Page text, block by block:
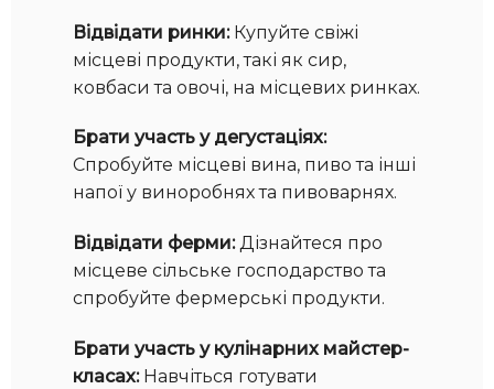
Відвідати ринки:Купуйте свіжі
місцеві продукти, такі як сир,
ковбаси та овочі, на місцевих ринках.
Брати участь у дегустаціях:
Спробуйте місцеві вина, пиво та інші
напої у виноробнях та пивоварнях.
Відвідати ферми:Дізнайтеся про
місцеве сільське господарство та
спробуйте фермерські продукти.
Брати участь у кулінарних майстер-
класах:Навчіться готувати